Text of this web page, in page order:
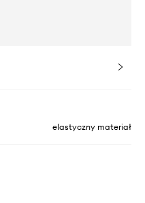
elastyczny materiał